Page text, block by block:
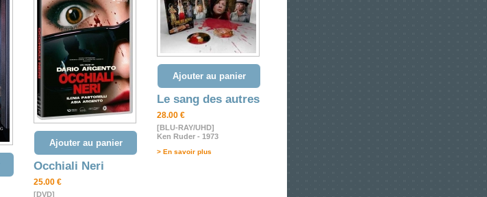
Ajouter au panier
Occhiali Neri
25.00 €
[DVD]
Ajouter au panier
Le sang des autres
28.00 €
[BLU-RAY/UHD]
Ken Ruder - 1973
> En savoir plus